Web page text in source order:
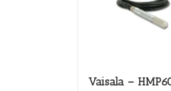
Vaisala –